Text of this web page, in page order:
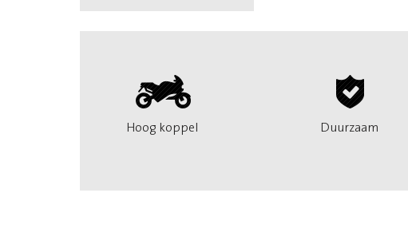
Hoog koppel Duurzaam